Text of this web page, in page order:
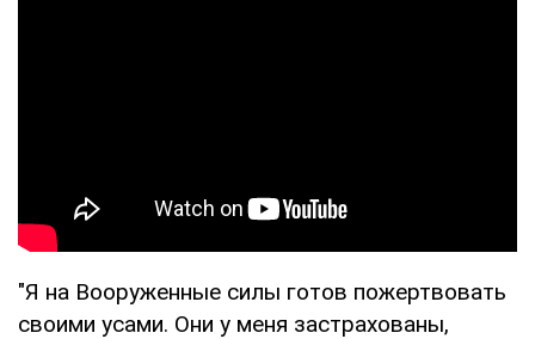
"Я на Вооруженные силы готов пожертвовать
своими усами. Они у меня застрахованы,